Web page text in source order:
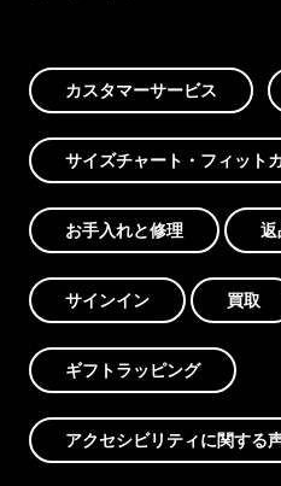
カスタマーサービス
サイズチャート・フィット
お手入れと修理
サインイン 買取
ギフトラッピング
アクセシビリティに関する